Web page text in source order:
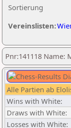
Sortierung
Vereinslisten:
Pnr:141118 Name:
Alle Partien ab
Wins with White:
Draws with White:
Losses with White: